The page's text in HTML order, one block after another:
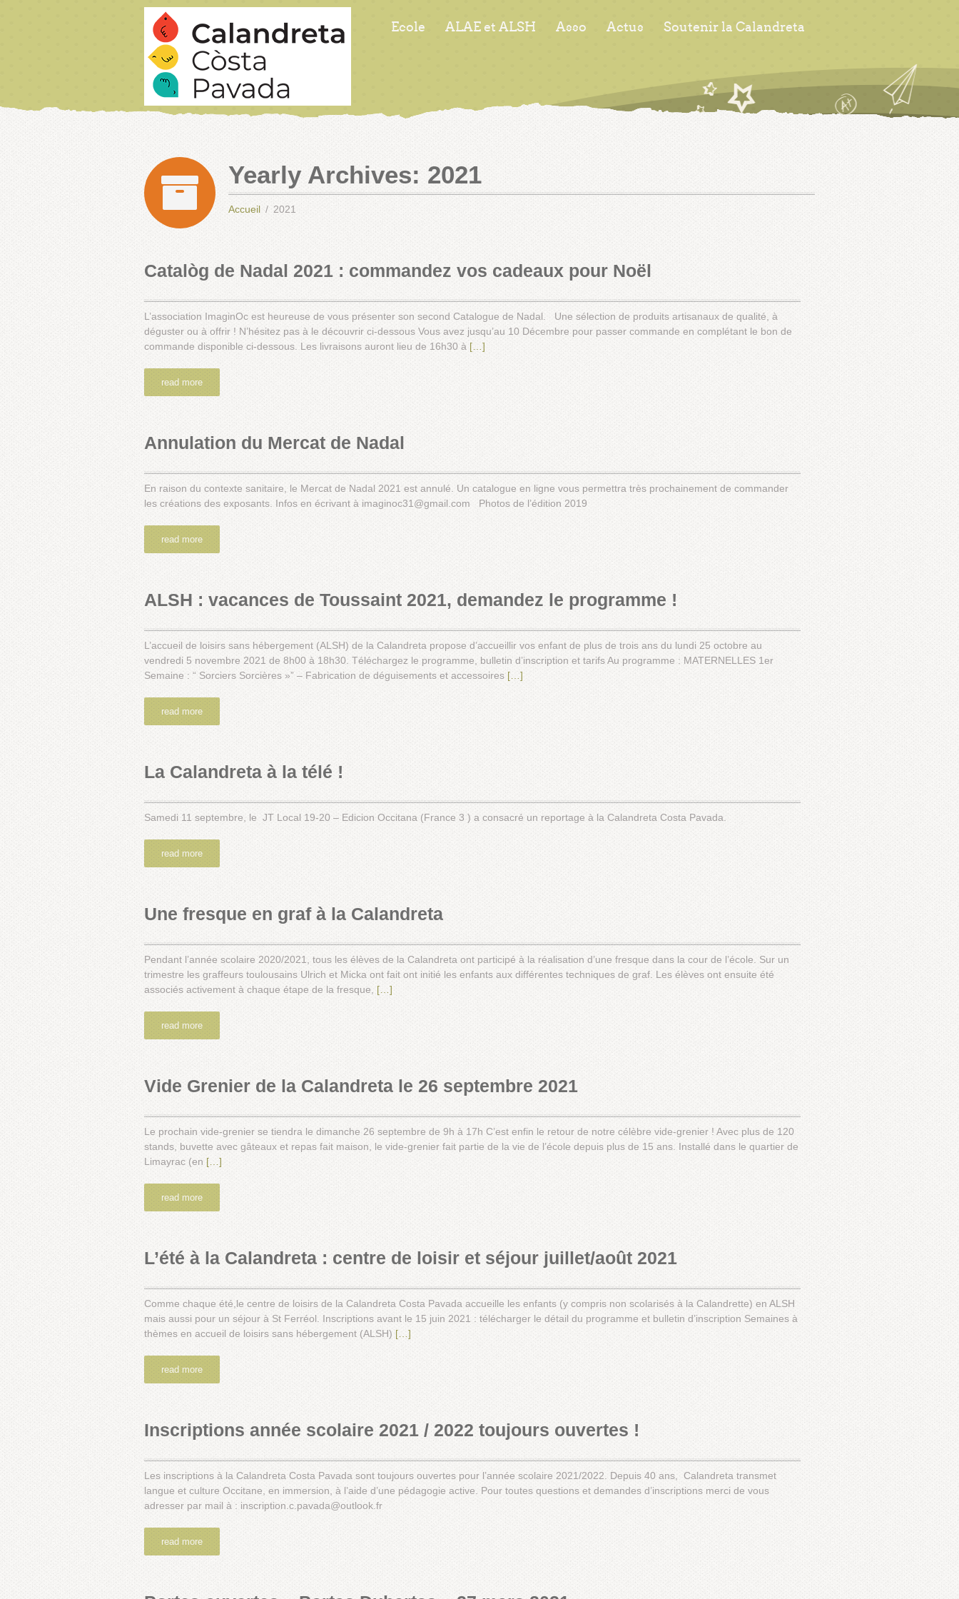
Ecole ALAE et ALSH Asso Actus Soutenir la Calandreta
Yearly Archives:2021
Accueil 2021
Catalòg de Nadal 2021 : commandez vos cadeaux pour Noël
L’association ImaginOc est heureuse de vous présenter son second Catalogue de Nadal. Une sélection de produits artisanaux de qualité, à
déguster ou à offrir ! N’hésitez pas à le découvrir ci-dessous Vous avez jusqu’au 10 Décembre pour passer commande en complétant le bon de
commande disponible ci-dessous. Les livraisons auront lieu de 16h30 à […]
read more
Annulation du Mercat de Nadal
En raison du contexte sanitaire, le Mercat de Nadal 2021 est annulé. Un catalogue en ligne vous permettra très prochainement de commander
les créations des exposants. Infos en écrivant à imaginoc31@gmail.com Photos de l’édition 2019
read more
ALSH : vacances de Toussaint 2021, demandez le programme !
L’accueil de loisirs sans hébergement (ALSH) de la Calandreta propose d’accueillir vos enfant de plus de trois ans du lundi 25 octobre au
vendredi 5 novembre 2021 de 8h00 à 18h30. Téléchargez le programme, bulletin d’inscription et tarifs Au programme : MATERNELLES 1er
Semaine : “ Sorciers Sorcières »” – Fabrication de déguisements et accessoires […]
read more
La Calandreta à la télé !
Samedi 11 septembre, le JT Local 19-20 – Edicion Occitana (France 3 ) a consacré un reportage à la Calandreta Costa Pavada.
read more
Une fresque en graf à la Calandreta
Pendant l’année scolaire 2020/2021, tous les élèves de la Calandreta ont participé à la réalisation d’une fresque dans la cour de l’école. Sur un
trimestre les graffeurs toulousains Ulrich et Micka ont fait ont initié les enfants aux différentes techniques de graf. Les élèves ont ensuite été
associés activement à chaque étape de la fresque, […]
read more
Vide Grenier de la Calandreta le 26 septembre 2021
Le prochain vide-grenier se tiendra le dimanche 26 septembre de 9h à 17h C’est enfin le retour de notre célèbre vide-grenier ! Avec plus de 120
stands, buvette avec gâteaux et repas fait maison, le vide-grenier fait partie de la vie de l’école depuis plus de 15 ans. Installé dans le quartier de
Limayrac (en […]
read more
L’été à la Calandreta : centre de loisir et séjour juillet/août 2021
Comme chaque été,le centre de loisirs de la Calandreta Costa Pavada accueille les enfants (y compris non scolarisés à la Calandrette) en ALSH
mais aussi pour un séjour à St Ferréol. Inscriptions avant le 15 juin 2021 : télécharger le détail du programme et bulletin d’inscription Semaines à
thèmes en accueil de loisirs sans hébergement (ALSH) […]
read more
Inscriptions année scolaire 2021 / 2022 toujours ouvertes !
Les inscriptions à la Calandreta Costa Pavada sont toujours ouvertes pour l’année scolaire 2021/2022. Depuis 40 ans, Calandreta transmet
langue et culture Occitane, en immersion, à l’aide d’une pédagogie active. Pour toutes questions et demandes d’inscriptions merci de vous
adresser par mail à : inscription.c.pavada@outlook.fr
read more